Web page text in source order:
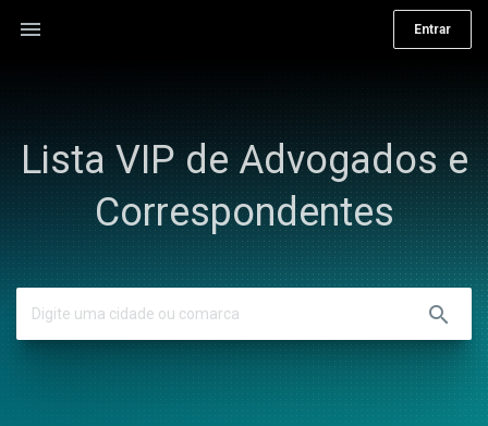
menu Entrar
Lista VIP de Advogados e
Correspondentes
search